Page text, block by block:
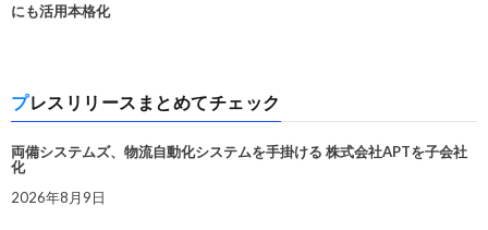
にも活用本格化
プレスリリースまとめてチェック
両備システムズ、物流自動化システムを手掛ける 株式会社APTを子会社
化
2026年8月9日